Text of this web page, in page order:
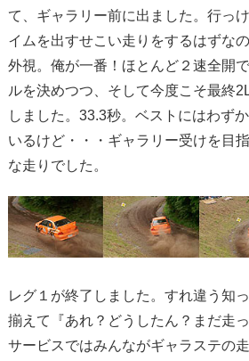
て、ギャラリー前に出ました。行っ
イムを出すせこい走りをするはずな
外視。俺が一番！ほとんど２速全開
ルを決めつつ、そして今度こそ最終
しました。33.3秒。ベストにはわず
いるけど・・・ギャラリー受けを目
な走りでした。
レグ１が終了しました。すれ違う知
揃えて『あれ？どうしたん？まだ走
サービスではみんながギャラステの